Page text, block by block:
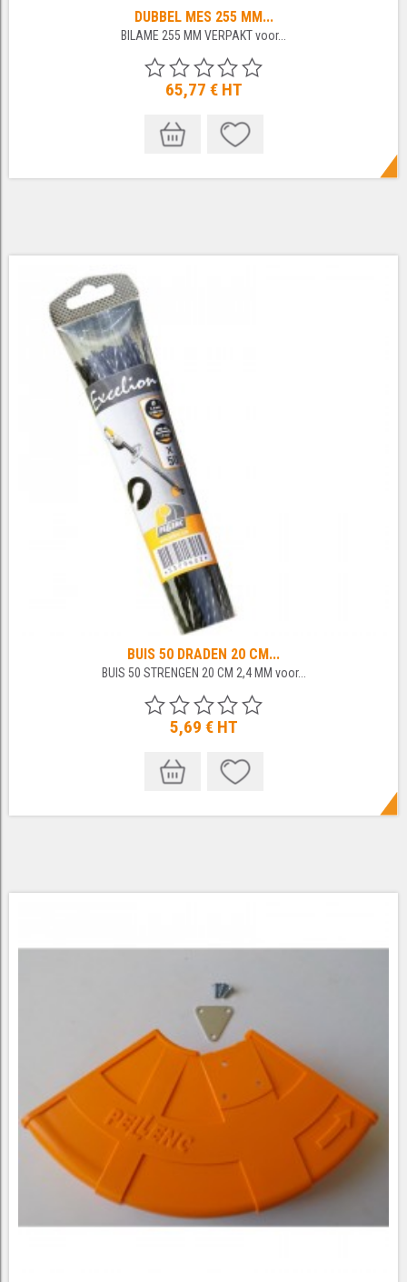
DUBBEL MES 255 MM...
BILAME 255 MM VERPAKT voor...
65,77 € HT
BUIS 50 DRADEN 20 CM...
BUIS 50 STRENGEN 20 CM 2,4 MM voor...
5,69 € HT